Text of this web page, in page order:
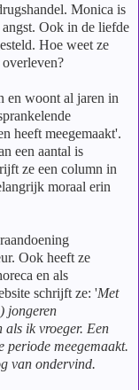
Monica is
Ook in de liefde
Hoe weet ze
en woont al jaren in
heeft meegemaakt'.
een aantal is
ze een column in
moraal erin
Ook heeft ze
en als
schrijft ze: 'Met
jongeren
als ik vroeger. Een
periode meegemaakt.
van ondervind.